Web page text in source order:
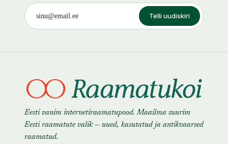
Telli uudiskiri
Eesti vanim internetiraamatupood. Maailma suurim
Eesti raamatute valik — uued, kasutatud ja antikvaarsed
raamatud.